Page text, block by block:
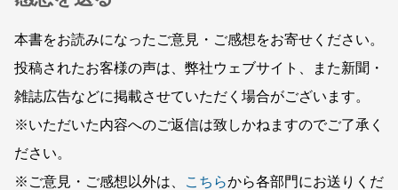
本書をお読みになったご意見・ご感想をお寄せください。
投稿されたお客様の声は、弊社ウェブサイト、また新聞・
雑誌広告などに掲載させていただく場合がございます。
※いただいた内容へのご返信は致しかねますのでご了承く
ださい。
※ご意見・ご感想以外は、
こちらから各部門にお送りくだ